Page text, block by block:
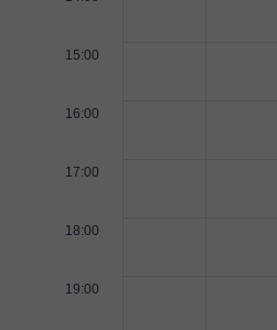
15:00
16:00
17:00
18:00
19:00